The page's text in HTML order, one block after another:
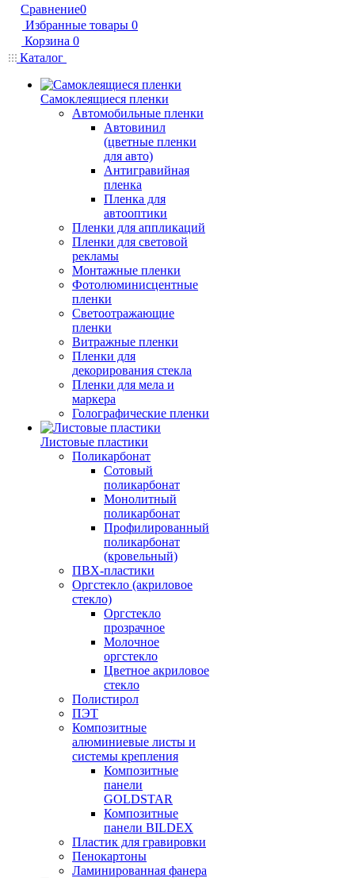
Сравнение0
Избранные товары 0
Корзина 0
Каталог
Самоклеящиеся пленки
Автомобильные пленки
Автовинил
(цветные пленки
для авто)
Антигравийная
пленка
Пленка для
автооптики
Пленки для аппликаций
Пленки для световой
рекламы
Монтажные пленки
Фотолюминисцентные
пленки
Светоотражающие
пленки
Витражные пленки
Пленки для
декорирования стекла
Пленки для мела и
маркера
Голографические пленки
Листовые пластики
Поликарбонат
Сотовый
поликарбонат
Монолитный
поликарбонат
Профилированный
поликарбонат
(кровельный)
ПВХ-пластики
Оргстекло (акриловое
стекло)
Оргстекло
прозрачное
Молочное
оргстекло
Цветное акриловое
стекло
Полистирол
ПЭТ
Композитные
алюминиевые листы и
системы крепления
Композитные
панели
GOLDSTAR
Композитные
панели BILDEX
Пластик для гравировки
Пенокартоны
Ламинированная фанера